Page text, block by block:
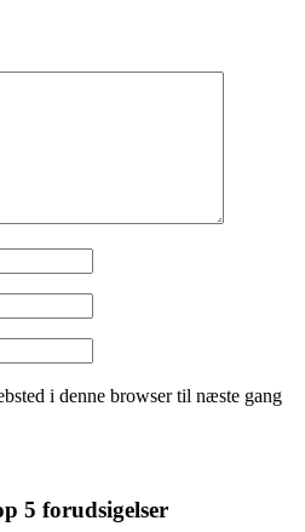
i denne browser til næste gang
5 forudsigelser